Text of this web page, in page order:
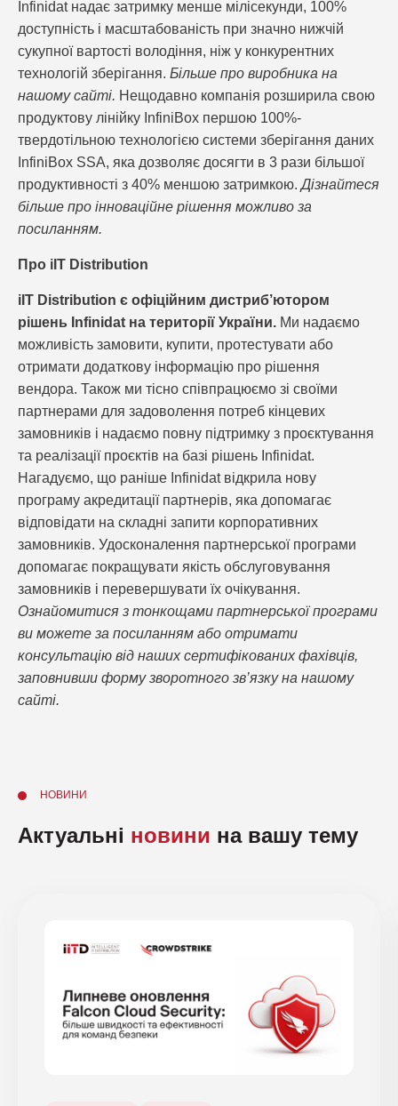
Infinidat надає затримку менше мілісекунди, 100%
доступність і масштабованість при значно нижчій
сукупної вартості володіння, ніж у конкурентних
технологій зберігання. Більше про виробника на
нашому сайті. Нещодавно компанія розширила свою
продуктову лінійку InfiniBox першою 100%-
твердотільною технологією системи зберігання даних
InfiniBox SSA, яка дозволяє досягти в 3 рази більшої
продуктивності з 40% меншою затримкою.Дізнайтеся
більше про інноваційне рішення можливо за
посиланням.
Про iIT Distribution
iIT Distribution є офіційним дистриб’ютором
рішень Infinidat на території України. Ми надаємо
можливість замовити, купити, протестувати або
отримати додаткову інформацію про рішення
вендора. Також ми тісно співпрацюємо зі своїми
партнерами для задоволення потреб кінцевих
замовників і надаємо повну підтримку з проєктування
та реалізації проєктів на базі рішень Infinidat.
Нагадуємо, що раніше Infinidat відкрила нову
програму акредитації партнерів, яка допомагає
відповідати на складні запити корпоративних
замовників. Удосконалення партнерської програми
допомагає покращувати якість обслуговування
замовників і перевершувати їх очікування.
Ознайомитися з тонкощами партнерської програми
ви можете за посиланням або отримати
консультацію від наших сертифікованих фахівців,
заповнивши форму зворотного зв’язку на нашому
сайті.
НОВИНИ
Актуальні новини на вашу тему